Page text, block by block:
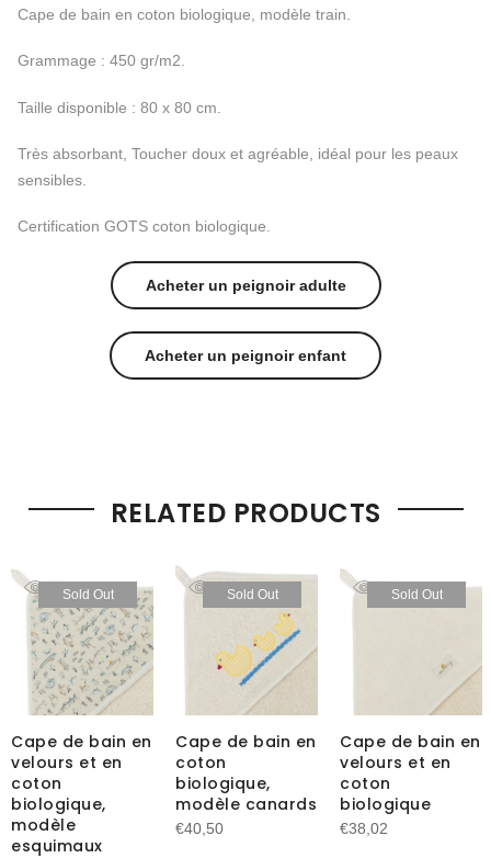
Cape de bain en coton biologique, modèle train.
Grammage : 450 gr/m2.
Taille disponible : 80 x 80 cm.
Très absorbant, Toucher doux et agréable, idéal pour les peaux
sensibles.
Certification GOTS coton biologique.
Acheter un peignoir adulte
Acheter un peignoir enfant
RELATED PRODUCTS
Sold Out
Cape de bain en
velours et en
coton
biologique,
modèle
esquimaux
Sold Out
Cape de bain en
coton
biologique,
modèle canards
€40,50
Sold Out
Cape de bain en
velours et en
coton
biologique
€38,02